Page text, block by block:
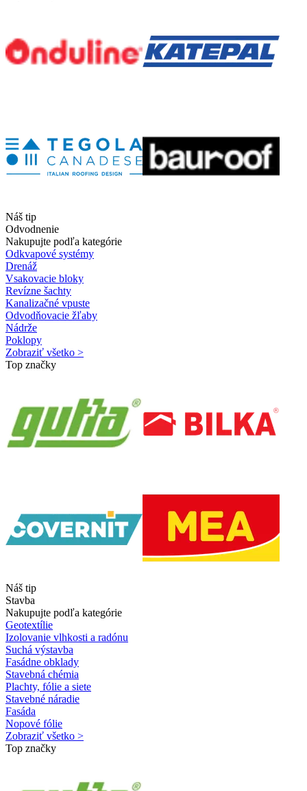
Náš tip
Odvodnenie
Nakupujte podľa kategórie
Odkvapové systémy
Drenáž
Vsakovacie bloky
Revízne šachty
Kanalizačné vpuste
Odvodňovacie žľaby
Nádrže
Poklopy
Zobraziť všetko >
Top značky
Náš tip
Stavba
Nakupujte podľa kategórie
Geotextílie
Izolovanie vlhkosti a radónu
Suchá výstavba
Fasádne obklady
Stavebná chémia
Plachty, fólie a siete
Stavebné náradie
Fasáda
Nopové fólie
Zobraziť všetko >
Top značky